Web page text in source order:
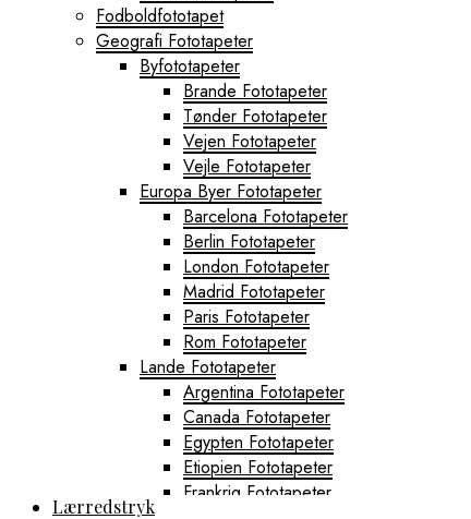
Fodboldfototapet
Geografi Fototapeter
Byfototapeter
Brande Fototapeter
Tønder Fototapeter
Vejen Fototapeter
Vejle Fototapeter
Europa Byer Fototapeter
Barcelona Fototapeter
Berlin Fototapeter
London Fototapeter
Madrid Fototapeter
Paris Fototapeter
Rom Fototapeter
Lande Fototapeter
Argentina Fototapeter
Canada Fototapeter
Egypten Fototapeter
Etiopien Fototapeter
Frankrig Fototapeter
Lærredstryk